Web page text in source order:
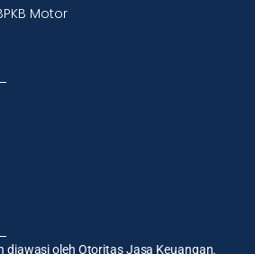
Motor
diawasi oleh Otoritas Jasa Keuangan.